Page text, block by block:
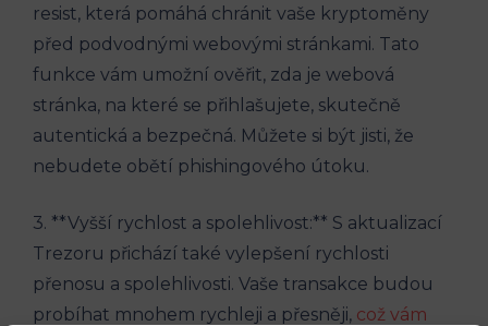
resist, která pomáhá chránit vaše kryptoměny
před podvodnými webovými stránkami. Tato
funkce vám umožní ověřit, zda je webová
stránka, na které se přihlašujete, skutečně
autentická a bezpečná. Můžete si být jisti, že
nebudete obětí phishingového útoku.
3. **Vyšší rychlost a spolehlivost:** S aktualizací
Trezoru přichází také vylepšení rychlosti
přenosu a spolehlivosti. Vaše transakce budou
probíhat mnohem rychleji a přesněji, což vám